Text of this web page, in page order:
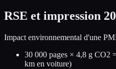
RSE et impression
Impact environnemental d'une
30 000 pages × 4,8 g CO2
km en voiture)